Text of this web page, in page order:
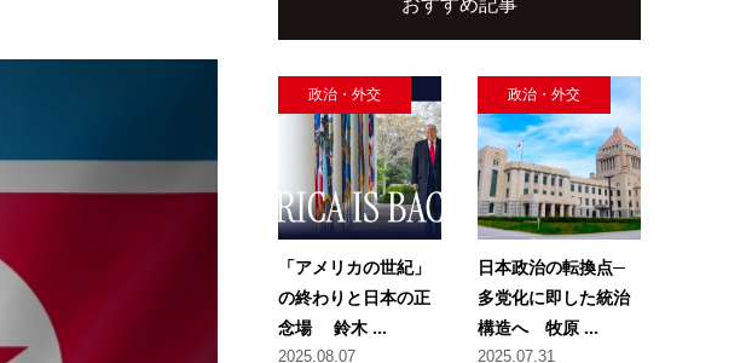
政治・外交
「アメリカの世紀」
の終わりと日本の正
念場 鈴木 ...
2025.08.07
政治・外交
日本政治の転換点─
多党化に即した統治
構造へ 牧原 ...
2025.07.31